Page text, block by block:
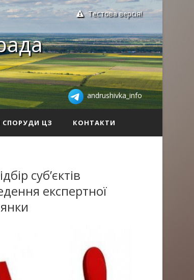
Тестова версія!
andrushivka_info
СПОРУДИ ЦЗ КОНТАКТИ
суб’єктів
експертної